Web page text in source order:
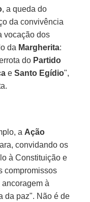
, a queda do
da convivência
vocação dos
da Margherita:
do Partido
eSanto Egídio",
a Ação
convidando os
à Constituição e
compromissos
ancoragem à
da paz". Não é de